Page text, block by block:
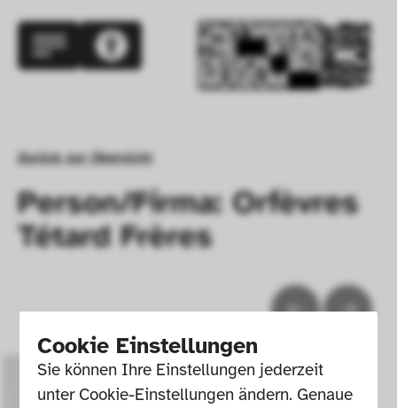
Cookie Einstellungen
Sie können Ihre Einstellungen jederzeit
unter Cookie-Einstellungen ändern. Genaue
Zurück zur Übersicht
Person/Firma: Orfèvres
Tétard Frères